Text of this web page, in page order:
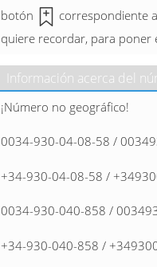
botón
correspondiente
quiere recordar, para poner
Información acerca del
¡Número no geográfico!
0034-930-04-08-58 /
+34-930-04-08-58 /
0034-930-040-858 /
+34-930-040-858 /